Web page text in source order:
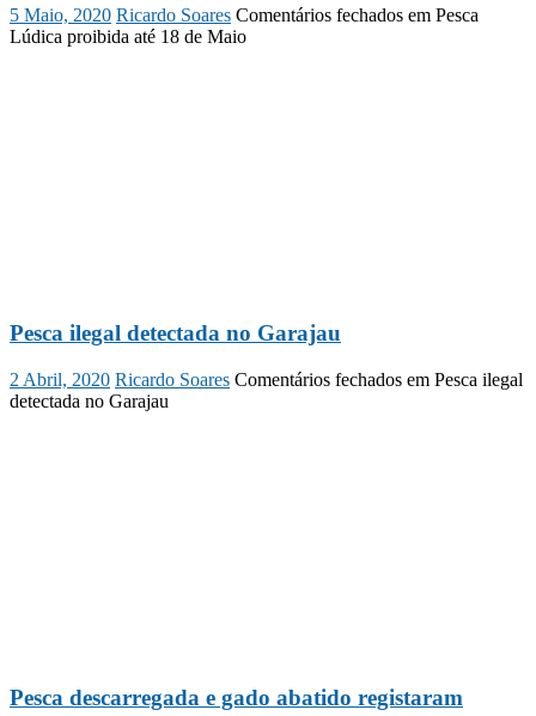
5 Maio, 2020 Ricardo Soares Comentários fechados em Pesca
Lúdica proibida até 18 de Maio
Pesca ilegal detectada no Garajau
2 Abril, 2020 Ricardo Soares Comentários fechados em Pesca ilegal
detectada no Garajau
Pesca descarregada e gado abatido registaram